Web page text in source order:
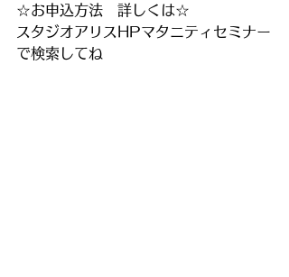
☆お申込方法　詳しくは☆
スタジオアリスHPマタニティセミナー
で検索してね